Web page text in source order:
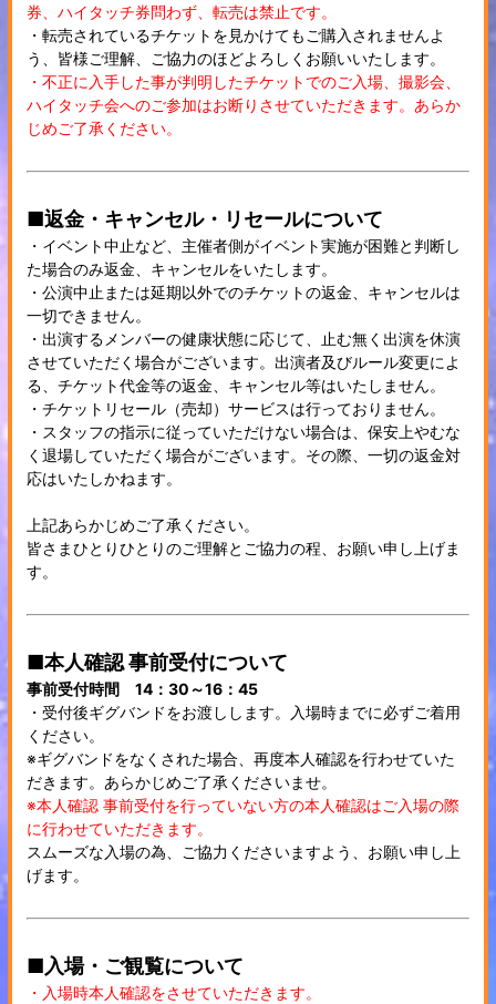
券、ハイタッチ券問わず、転売は禁止です。
・転売されているチケットを見かけてもご購入されませんよ
う、皆様ご理解、ご協力のほどよろしくお願いいたします。
・不正に入手した事が判明したチケットでのご入場、撮影会、
ハイタッチ会へのご参加はお断りさせていただきます。あらか
じめご了承ください。
■返金・キャンセル・リセールについて
・イベント中止など、主催者側がイベント実施が困難と判断し
た場合のみ返金、キャンセルをいたします。
・公演中止または延期以外でのチケットの返金、キャンセルは
一切できません。
・出演するメンバーの健康状態に応じて、止む無く出演を休演
させていただく場合がございます。出演者及びルール変更によ
る、チケット代金等の返金、キャンセル等はいたしません。
・チケットリセール（売却）サービスは行っておりません。
・スタッフの指示に従っていただけない場合は、保安上やむな
く退場していただく場合がございます。その際、一切の返金対
応はいたしかねます。
上記あらかじめご了承ください。
皆さまひとりひとりのご理解とご協力の程、お願い申し上げま
す。
■本人確認 事前受付について
事前受付時間 14：30～16：45
・受付後ギグバンドをお渡しします。入場時までに必ずご着用
ください。
※ギグバンドをなくされた場合、再度本人確認を行わせていた
だきます。あらかじめご了承くださいませ。
※本人確認 事前受付を行っていない方の本人確認はご入場の際
に行わせていただきます。
スムーズな入場の為、ご協力くださいますよう、お願い申し上
げます。
■入場・ご観覧について
・入場時本人確認をさせていただきます。